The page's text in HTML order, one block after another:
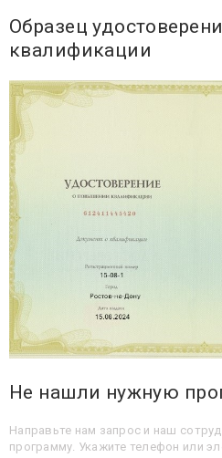
Образец
квалификации
Не нашли нужную
Направьте нам запрос и наш
программу. Укажите телефон или